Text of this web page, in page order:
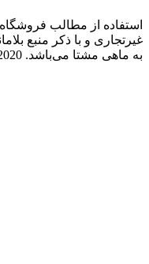
استفاده از مطالب
غیرتجاری و با ذکر منبع
به ماهی مشتا می‌باشد. Copyright © 2020